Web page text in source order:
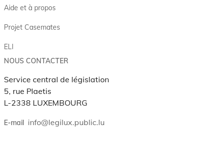
Aide et à propos
Projet Casemates
ELI
NOUS CONTACTER
Service central de législation
5, rue Plaetis
L-2338 LUXEMBOURG
E-mail info@legilux.public.lu